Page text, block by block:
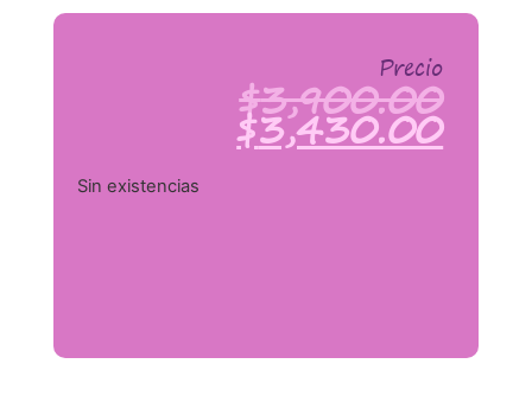
Precio
$3,900.00
$3,430.00
Sin existencias